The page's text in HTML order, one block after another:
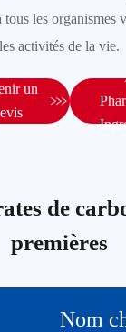
tous les organismes
les activités de la vie.
un

de
premières
Nom